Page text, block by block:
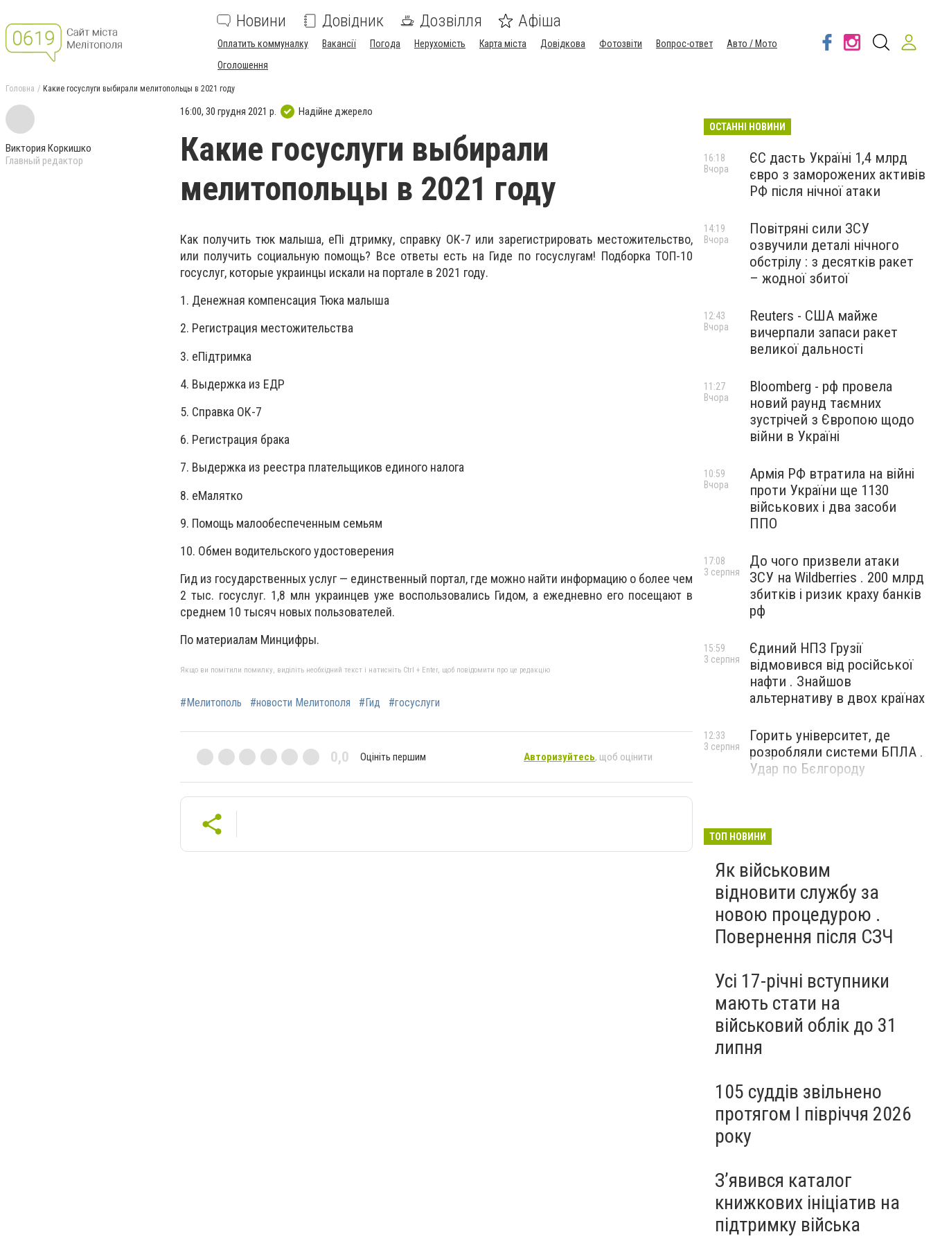
Новини Довідник Дозвілля Афіша
Оплатить коммуналку Вакансії Погода Нерухомість Карта міста Довідкова Фотозвіти Вопрос-ответ
Авто / Мото
Оголошення
Головна Какие госуслуги выбирали мелитопольцы в 2021 году
Виктория Коркишко
Главный редактор
16:00, 30 грудня 2021 р. Надійне джерело
Какие госуслуги выбирали
мелитопольцы в 2021 году
Как получить тюк малыша, еПі дтримку, справку ОК-7 или зарегистрировать местожительство,
или получить социальную помощь? Все ответы есть на Гиде по госуслугам! Подборка ТОП-10
госуслуг, которые украинцы искали на портале в 2021 году.
1. Денежная компенсация Тюка малыша
2. Регистрация местожительства
3. еПідтримка
4. Выдержка из ЕДР
5. Справка ОК-7
6. Регистрация брака
7. Выдержка из реестра плательщиков единого налога
8. еМалятко
9. Помощь малообеспеченным семьям
10. Обмен водительского удостоверения
Гид из государственных услуг — единственный портал, где можно найти информацию о более чем
2 тыс. госуслуг. 1,8 млн украинцев уже воспользовались Гидом, а ежедневно его посещают в
среднем 10 тысяч новых пользователей.
По материалам Минцифры.
Якщо ви помітили помилку, виділіть необхідний текст і натисніть Ctrl + Enter, щоб повідомити про це редакцію
#Мелитополь #новости Мелитополя #Гид #госуслуги
0,0 Оцініть першим Авторизуйтесь, щоб оцінити
ОСТАННІ НОВИНИ
ЄС дасть Україні 1,4 млрд
євро з заморожених активів
РФ після нічної атаки
16:18
Вчора
Повітряні сили ЗСУ
озвучили деталі нічного
обстрілу : з десятків ракет
– жодної збитої
14:19
Вчора
Reuters - США майже
вичерпали запаси ракет
великої дальності
12:43
Вчора
Bloomberg - рф провела
новий раунд таємних
зустрічей з Європою щодо
війни в Україні
11:27
Вчора
Армія РФ втратила на війні
проти України ще 1130
військових і два засоби
ППО
10:59
Вчора
До чого призвели атаки
ЗСУ на Wildberries . 200 млрд
збитків і ризик краху банків
рф
17:08
3 серпня
Єдиний НПЗ Грузії
відмовився від російської
нафти . Знайшов
альтернативу в двох країнах
15:59
3 серпня
Горить університет, де
розробляли системи БПЛА .
Удар по Бєлгороду
12:33
3 серпня
ТОП НОВИНИ
Як військовим
відновити службу за
новою процедурою .
Повернення після СЗЧ
Усі 17-річні вступники
мають стати на
військовий облік до 31
липня
105 суддів звільнено
протягом I півріччя 2026
року
З’явився каталог
книжкових ініціатив на
підтримку війська